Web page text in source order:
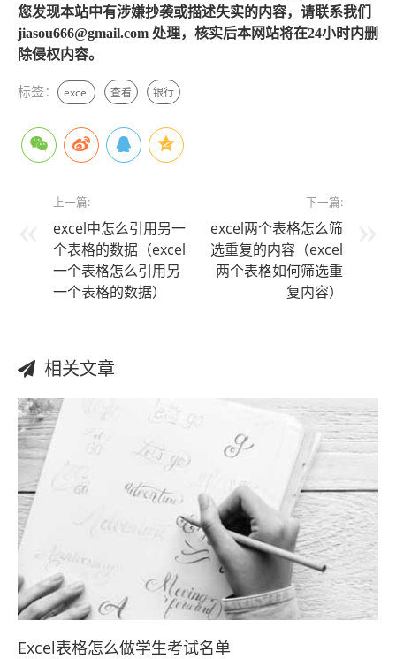
您发现本站中有涉嫌抄袭或描述失实的内容，请联系我们
jiasou666@gmail.com 处理，核实后本网站将在24小时内删
除侵权内容。
标签： excel 查看 银行
上一篇:
excel中怎么引用另一
个表格的数据（excel
一个表格怎么引用另
一个表格的数据）
下一篇:
excel两个表格怎么筛
选重复的内容（excel
两个表格如何筛选重
复内容）
相关文章
Excel表格怎么做学生考试名单